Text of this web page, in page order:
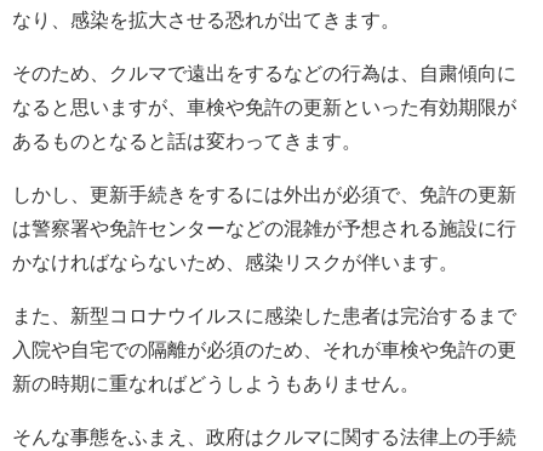
なり、感染を拡大させる恐れが出てきます。
そのため、クルマで遠出をするなどの行為は、自粛傾向に
なると思いますが、車検や免許の更新といった有効期限が
あるものとなると話は変わってきます。
しかし、更新手続きをするには外出が必須で、免許の更新
は警察署や免許センターなどの混雑が予想される施設に行
かなければならないため、感染リスクが伴います。
また、新型コロナウイルスに感染した患者は完治するまで
入院や自宅での隔離が必須のため、それが車検や免許の更
新の時期に重なればどうしようもありません。
そんな事態をふまえ、政府はクルマに関する法律上の手続